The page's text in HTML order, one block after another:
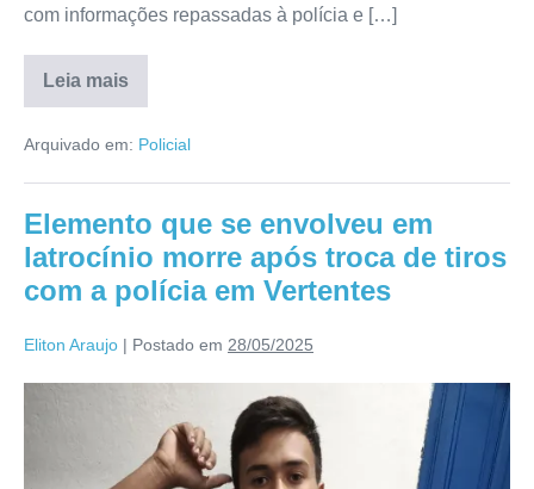
com informações repassadas à polícia e […]
Leia mais
Arquivado em: Policial
Elemento que se envolveu em
latrocínio morre após troca de tiros
com a polícia em Vertentes
Eliton Araujo | Postado em 28/05/2025